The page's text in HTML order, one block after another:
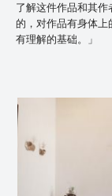
了解这件作品和其
的，对作品有身体
有理解的基础。」